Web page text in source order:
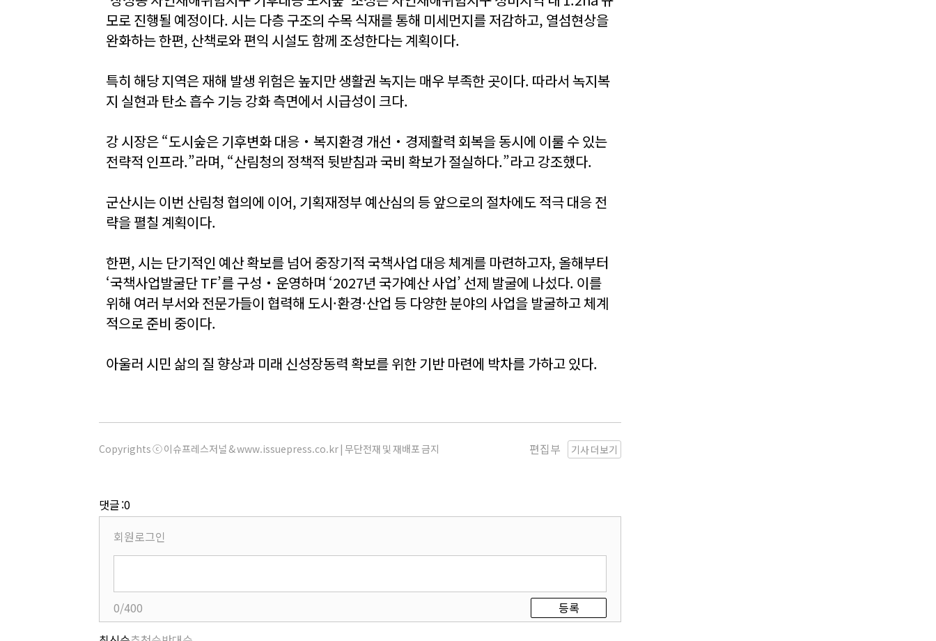
모로 진행될 예정이다. 시는 다층 구조의 수목 식재를 통해 미세먼지를 저감하고, 열섬현상을
완화하는 한편, 산책로와 편익 시설도 함께 조성한다는 계획이다.
특히 해당 지역은 재해 발생 위험은 높지만 생활권 녹지는 매우 부족한 곳이다. 따라서 녹지복
지 실현과 탄소 흡수 기능 강화 측면에서 시급성이 크다.
강 시장은 “도시숲은 기후변화 대응‧복지환경 개선‧경제활력 회복을 동시에 이룰 수 있는
전략적 인프라.”라며, “산림청의 정책적 뒷받침과 국비 확보가 절실하다.”라고 강조했다.
군산시는 이번 산림청 협의에 이어, 기획재정부 예산심의 등 앞으로의 절차에도 적극 대응 전
략을 펼칠 계획이다.
한편, 시는 단기적인 예산 확보를 넘어 중장기적 국책사업 대응 체계를 마련하고자, 올해부터
‘국책사업발굴단 TF’를 구성‧운영하며 ‘2027년 국가예산 사업’ 선제 발굴에 나섰다. 이를
위해 여러 부서와 전문가들이 협력해 도시·환경·산업 등 다양한 분야의 사업을 발굴하고 체계
적으로 준비 중이다.
아울러 시민 삶의 질 향상과 미래 신성장동력 확보를 위한 기반 마련에 박차를 가하고 있다.
Copyrights ⓒ 이슈프레스저널 & www.issuepress.co.kr | 무단전재 및 재배포 금지 기사 더보기
편집부
댓글 :0
회원로그인
0/400
등록